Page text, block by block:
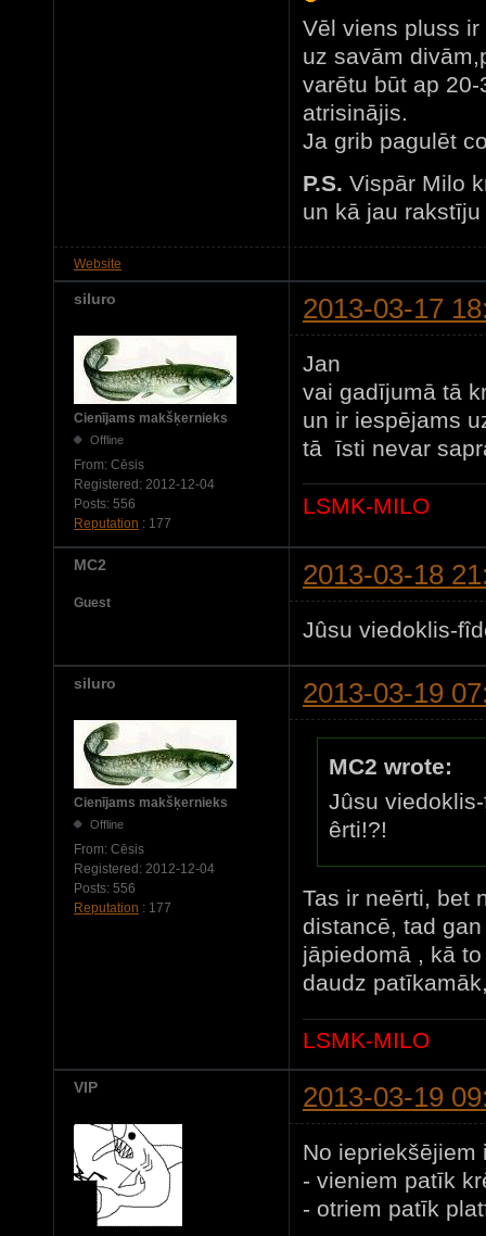
Vēl viens pluss
uz savām
varētu būt ap
atrisinājis.
Ja grib pagulēt
P.S. Vispār Milo
un kā jau
Website
siluro 2013-03-17
Cienījams makšķernieks
Offline
From: Cēsis
Registered: 2012-12-04
Posts: 556
Reputation : 177
Jan
vai gadījumā tā
un ir iespējams
tā īsti nevar
LSMK-MILO
MC2 2013-03-18
Guest
Jûsu viedoklis-
siluro 2013-03-19
Cienījams makšķernieks
Offline
From: Cēsis
Registered: 2012-12-04
Posts: 556
Reputation : 177
MC2 wrote:
Jûsu
êrti!?!
Tas ir neērti, bet
distancē, tad
jāpiedomā , kā
daudz
LSMK-MILO
VIP 2013-03-19
No iepriekšējiem
- vieniem patīk
- otriem patīk